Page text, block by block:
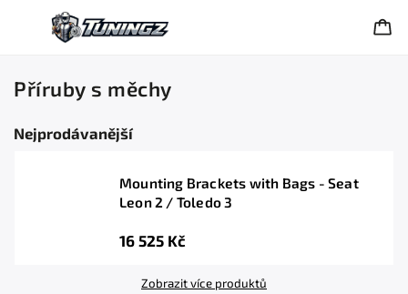
Příruby s měchy
Nejprodávanější
Mounting Brackets with Bags - Seat
Leon 2 / Toledo 3
16 525 Kč
Zobrazit více produktů